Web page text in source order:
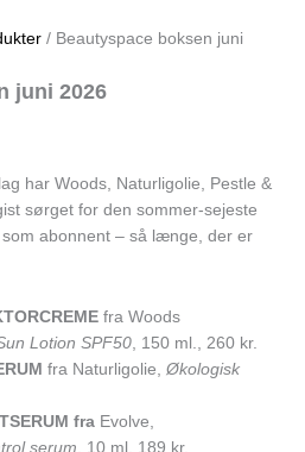
/ Beautyspace boksen juni
juni 2026
har Woods, Naturligolie, Pestle &
sørget for den sommer-sejeste
abonnent – så længe, der er
fra Woods
Lotion SPF50, 150 ml., 260 kr.
fra Naturligolie,Økologisk
fra Evolve,
serum, 10 ml, 189 kr.